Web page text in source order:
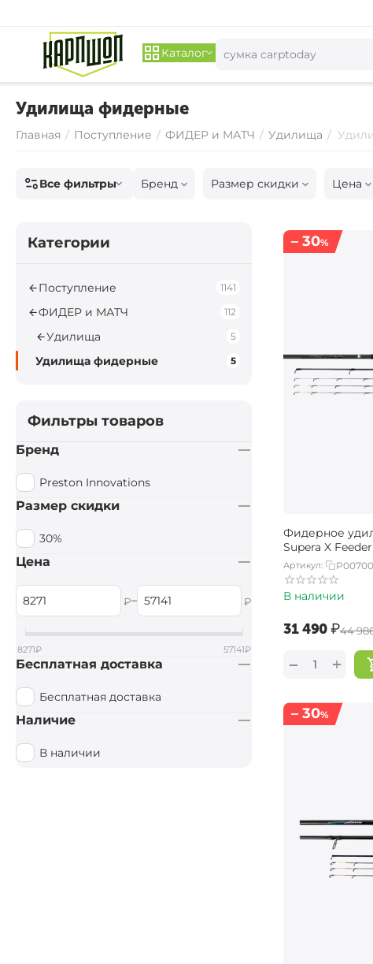
Каталог
Удилища фидерные
Главная / Поступление / ФИДЕР и МАТЧ / Удилища /
Все фильтры Бренд Размер скидки Цена
– 30%
Фидерное
Supera X
Артикул:
В наличии
‍31 490‍₽‍44
+
−
– 30%
Категории
Поступление 1141
ФИДЕР и МАТЧ 112
Удилища 5
Удилища фидерные 5
Фильтры товаров
Бренд
Preston Innovations
Размер скидки
30%
Цена
₽– ₽
8271₽ 57141₽
Бесплатная доставка
Бесплатная доставка
Наличие
В наличии